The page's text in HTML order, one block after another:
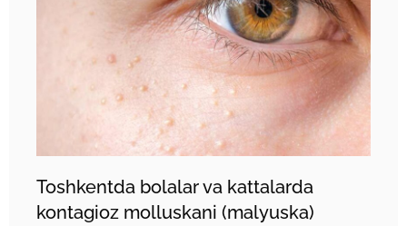
Toshkentda bolalar va kattalarda
kontagioz molluskani (malyuska)